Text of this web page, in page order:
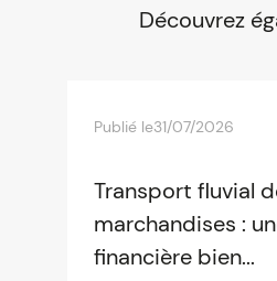
Découvrez
Publié le31/07/2026
Transport fluvial
marchandises :
financière bien...